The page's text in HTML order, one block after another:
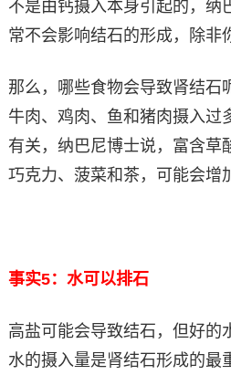
不是由钙摄入本身引起的，纳
常不会影响结石的形成，除非
那么，哪些食物会导致肾结石
牛肉、鸡肉、鱼和猪肉摄入过
有关，纳巴尼博士说，富含草
巧克力、菠菜和茶，可能会增
事实5：水可以排石
高盐可能会导致结石，但好的
水的摄入量是肾结石形成的最